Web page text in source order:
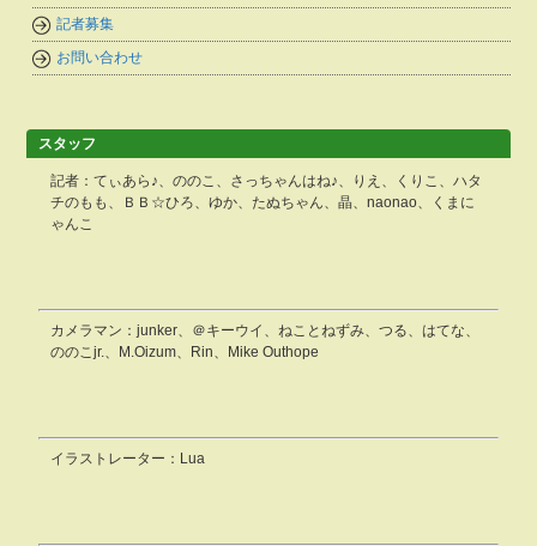
記者募集
お問い合わせ
スタッフ
記者：てぃあら♪、ののこ、さっちゃんはね♪、りえ、くりこ、ハタ
チのもも、ＢＢ☆ひろ、ゆか、たぬちゃん、晶、naonao、くまに
ゃんこ
カメラマン：junker、＠キーウイ、ねことねずみ、つる、はてな、
ののこjr.、M.Oizum、Rin、Mike Outhope
イラストレーター：Lua